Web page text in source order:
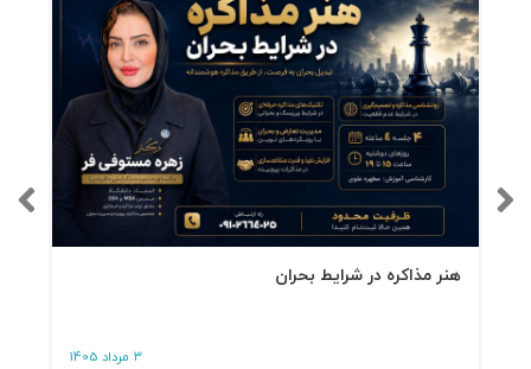
هنر مذاکره در شرایط بحران
3 مرداد 1405